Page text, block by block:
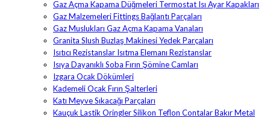
Gaz Açma Kapama Düğmeleri Termostat Isı Ayar Kapakları
Gaz Malzemeleri Fittings Bağlantı Parçaları
Gaz Muslukları Gaz Açma Kapama Vanaları
Granita Slush Buzlaş Makinesi Yedek Parçaları
Isıtıcı Rezistanslar Isıtma Elemanı Rezistanslar
Isıya Dayanıklı Soba Fırın Şömine Camları
Izgara Ocak Dökümleri
Kademeli Ocak Fırın Şalterleri
Katı Meyve Sıkacağı Parçaları
Kauçuk Lastik Oringler Silikon Teflon Contalar Bakır Metal